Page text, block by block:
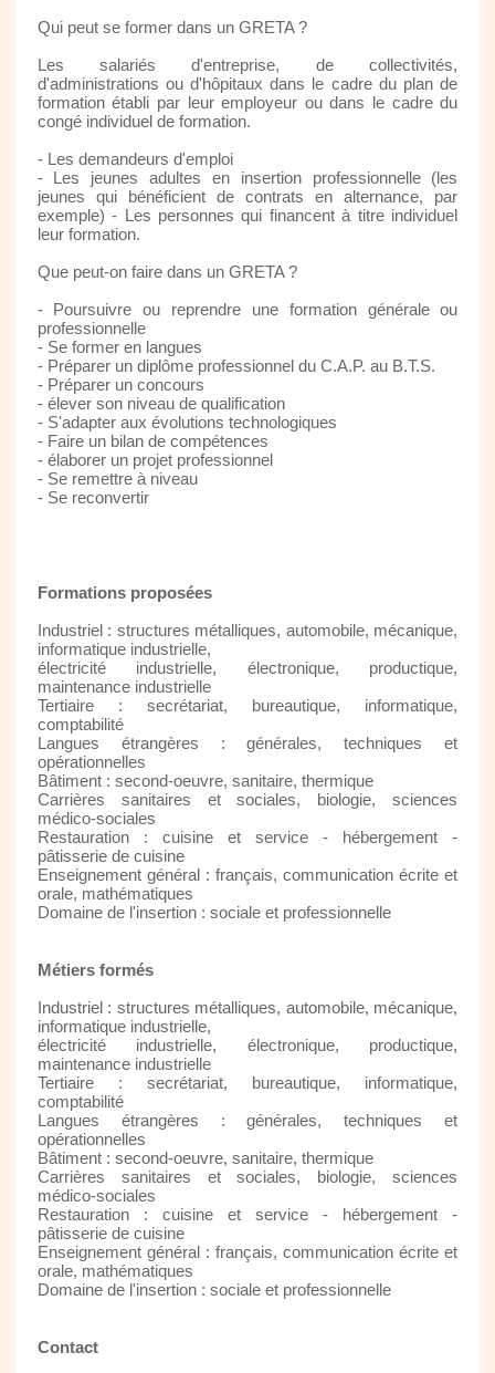
Qui peut se former dans un GRETA ?
Les salariés d'entreprise, de collectivités,
d'administrations ou d'hôpitaux dans le cadre du plan de
formation établi par leur employeur ou dans le cadre du
congé individuel de formation.
- Les demandeurs d'emploi
- Les jeunes adultes en insertion professionnelle (les
jeunes qui bénéficient de contrats en alternance, par
exemple) - Les personnes qui financent à titre individuel
leur formation.
Que peut-on faire dans un GRETA ?
- Poursuivre ou reprendre une formation générale ou
professionnelle
- Se former en langues
- Préparer un diplôme professionnel du C.A.P. au B.T.S.
- Préparer un concours
- élever son niveau de qualification
- S'adapter aux évolutions technologiques
- Faire un bilan de compétences
- élaborer un projet professionnel
- Se remettre à niveau
- Se reconvertir
Formations proposées
Industriel : structures métalliques, automobile, mécanique,
informatique industrielle,
électricité industrielle, électronique, productique,
maintenance industrielle
Tertiaire : secrétariat, bureautique, informatique,
comptabilité
Langues étrangères : générales, techniques et
opérationnelles
Bâtiment : second-oeuvre, sanitaire, thermique
Carrières sanitaires et sociales, biologie, sciences
médico-sociales
Restauration : cuisine et service - hébergement -
pâtisserie de cuisine
Enseignement général : français, communication écrite et
orale, mathématiques
Domaine de l'insertion : sociale et professionnelle
Métiers formés
Industriel : structures métalliques, automobile, mécanique,
informatique industrielle,
électricité industrielle, électronique, productique,
maintenance industrielle
Tertiaire : secrétariat, bureautique, informatique,
comptabilité
Langues étrangères : générales, techniques et
opérationnelles
Bâtiment : second-oeuvre, sanitaire, thermique
Carrières sanitaires et sociales, biologie, sciences
médico-sociales
Restauration : cuisine et service - hébergement -
pâtisserie de cuisine
Enseignement général : français, communication écrite et
orale, mathématiques
Domaine de l'insertion : sociale et professionnelle
Contact